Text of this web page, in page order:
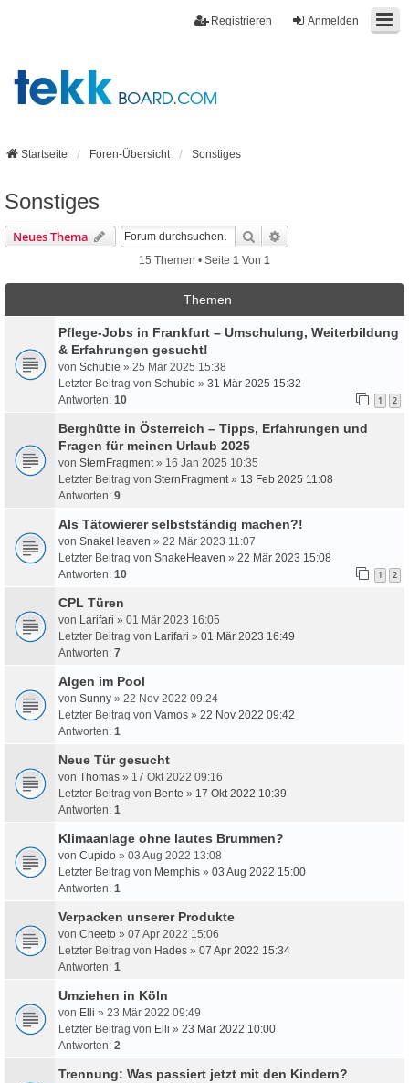
Anmelden
Registrieren
Startseite Foren-Übersicht Sonstiges
Sonstiges
Neues Thema Suche
15 Themen • Seite 1 Von 1
Themen
Pflege-Jobs in Frankfurt – Umschulung, Weiterbildung
& Erfahrungen gesucht!
von Schubie » 25 Mär 2025 15:38
Letzter Beitrag von Schubie » 31 Mär 2025 15:32
Antworten: 10 1 2
Berghütte in Österreich – Tipps, Erfahrungen und
Fragen für meinen Urlaub 2025
von SternFragment» 16 Jan 2025 10:35
Letzter Beitrag von SternFragment» 13 Feb 2025 11:08
Antworten: 9
Als Tätowierer selbstständig machen?!
von SnakeHeaven » 22 Mär 2023 11:07
Letzter Beitrag von SnakeHeaven » 22 Mär 2023 15:08
Antworten: 10 1 2
CPL Türen
von Larifari » 01 Mär 2023 16:05
Letzter Beitrag von Larifari » 01 Mär 2023 16:49
Antworten: 7
Algen im Pool
von Sunny » 22 Nov 2022 09:24
Letzter Beitrag von Vamos » 22 Nov 2022 09:42
Antworten: 1
Neue Tür gesucht
von Thomas » 17 Okt 2022 09:16
Letzter Beitrag von Bente » 17 Okt 2022 10:39
Antworten: 1
Klimaanlage ohne lautes Brummen?
von Cupido » 03 Aug 2022 13:08
Letzter Beitrag von Memphis » 03 Aug 2022 15:00
Antworten: 1
Verpacken unserer Produkte
von Cheeto » 07 Apr 2022 15:06
Letzter Beitrag von Hades » 07 Apr 2022 15:34
Antworten: 1
Umziehen in Köln
von Elli » 23 Mär 2022 09:49
Letzter Beitrag von Elli » 23 Mär 2022 10:00
Antworten: 2
Trennung: Was passiert jetzt mit den Kindern?